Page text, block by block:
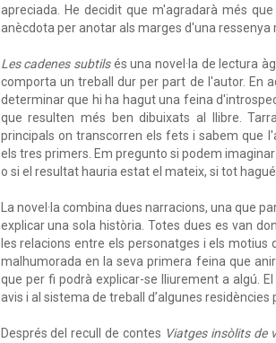
apreciada. He decidit que m'agradarà més
anècdota per anotar als marges d'una ressenya
Les cadenes subtilsés una novel·la de lectura
comporta un treball dur per part de l'autor. En
determinar que hi ha hagut una feina
que resulten més ben dibuixats al llibre.
principals on transcorren els fets i sabem que
els tres primers. Em pregunto si podem
o si el resultat hauria estat el mateix, si tot
La novel·la combina dues narracions, una que
explicar una sola història. Totes dues es van
les relacions entre els personatges i els
malhumorada en la seva primera feina que
que per fi podrà explicar-se lliurement a algú.
avis i al sistema de treball d’algunes residències
Després del recull de contes Viatges insòlits de